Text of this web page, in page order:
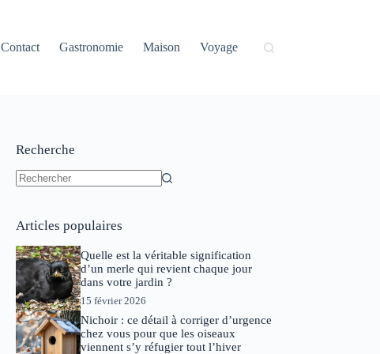
Contact Gastronomie Maison Voyage
Recherche
Articles populaires
Quelle est la véritable signification
d’un merle qui revient chaque jour
dans votre jardin ?
15 février 2026
Nichoir : ce détail à corriger d’urgence
chez vous pour que les oiseaux
viennent s’y réfugier tout l’hiver